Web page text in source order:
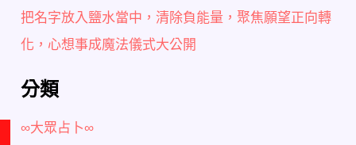
把名字放入鹽水當中，清除負能量，聚焦願望正向轉
化，心想事成魔法儀式大公開
分類
∞大眾占卜∞